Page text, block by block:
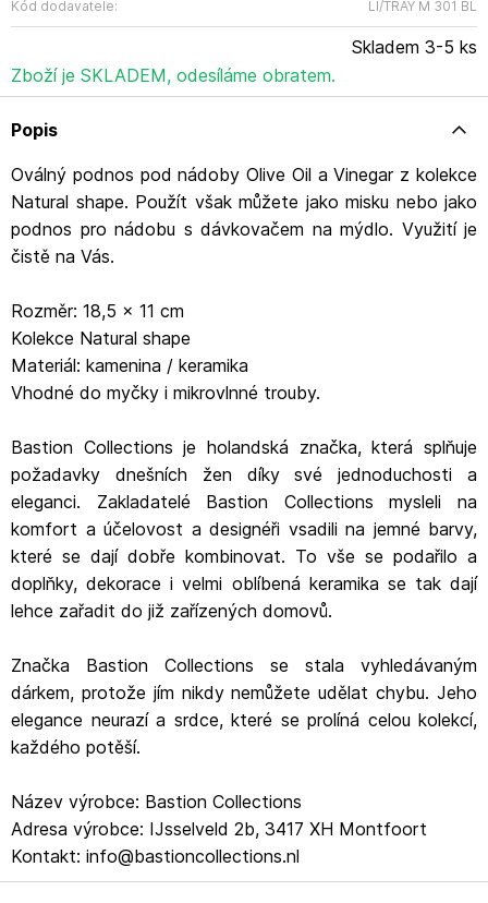
Bastion Collections se stala vyhledávaným dárkem,
protože jím nikdy nemůžete udělat chybu. Jeho elegance
neurazí a srdce, které se prolíná celou kolekcí, každého
potěší. Název výrobce: Bastion Collections Adresa
výrobce: IJsselveld 2b, 3417 XH Montfoort Kontakt:
Kód dodavatele:
LI/TRAY M 301 BL
Skladem 3-5 ks
Zboží je SKLADEM, odesíláme obratem.
Popis
Oválný podnos pod nádoby Olive Oil a Vinegar z kolekce
Natural shape. Použít však můžete jako misku nebo jako
podnos pro nádobu s dávkovačem na mýdlo. Využití je
čistě na Vás.
Rozměr: 18,5 x 11 cm
Kolekce Natural shape
Materiál: kamenina / keramika
Vhodné do myčky i mikrovlnné trouby.
Bastion Collections je holandská značka, která splňuje
požadavky dnešních žen díky své jednoduchosti a
eleganci. Zakladatelé Bastion Collections mysleli na
komfort a účelovost a designéři vsadili na jemné barvy,
které se dají dobře kombinovat. To vše se podařilo a
doplňky, dekorace i velmi oblíbená keramika se tak dají
lehce zařadit do již zařízených domovů.
Značka Bastion Collections se stala vyhledávaným
dárkem, protože jím nikdy nemůžete udělat chybu. Jeho
elegance neurazí a srdce, které se prolíná celou kolekcí,
každého potěší.
Název výrobce: Bastion Collections
Adresa výrobce: IJsselveld 2b, 3417 XH Montfoort
Kontakt: info@bastioncollections.nl